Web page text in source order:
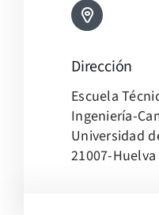
OpenStreetMap, under
Dirección
Escuela
Ingeniería-
Universidad
21007-Huelva